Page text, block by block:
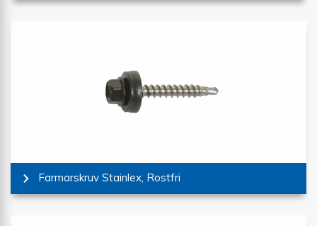
Farmarskruv Stainlex, Rostfri